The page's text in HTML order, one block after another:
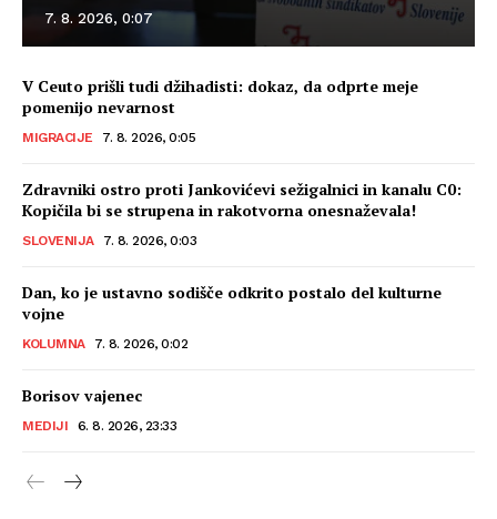
7. 8. 2026, 0:07
V Ceuto prišli tudi džihadisti: dokaz, da odprte meje
pomenijo nevarnost
MIGRACIJE 7. 8. 2026, 0:05
Zdravniki ostro proti Jankovićevi sežigalnici in kanalu C0:
Kopičila bi se strupena in rakotvorna onesnaževala!
SLOVENIJA 7. 8. 2026, 0:03
Dan, ko je ustavno sodišče odkrito postalo del kulturne
vojne
KOLUMNA 7. 8. 2026, 0:02
Borisov vajenec
MEDIJI 6. 8. 2026, 23:33